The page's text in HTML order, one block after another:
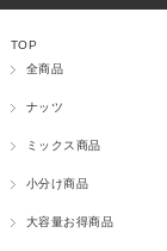
TOP
全商品
ナッツ
ミックス商品
小分け商品
大容量お得商品